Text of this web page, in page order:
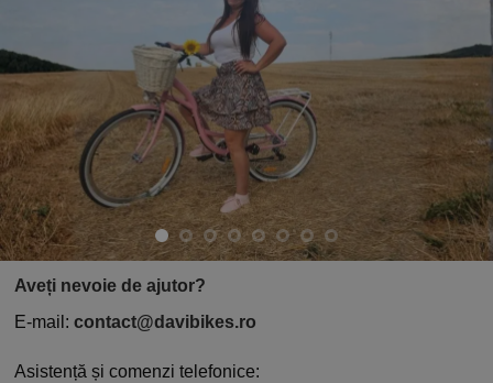
Aveți nevoie de ajutor?
E-mail: contact@davibikes.ro
Asistență și comenzi telefonice: